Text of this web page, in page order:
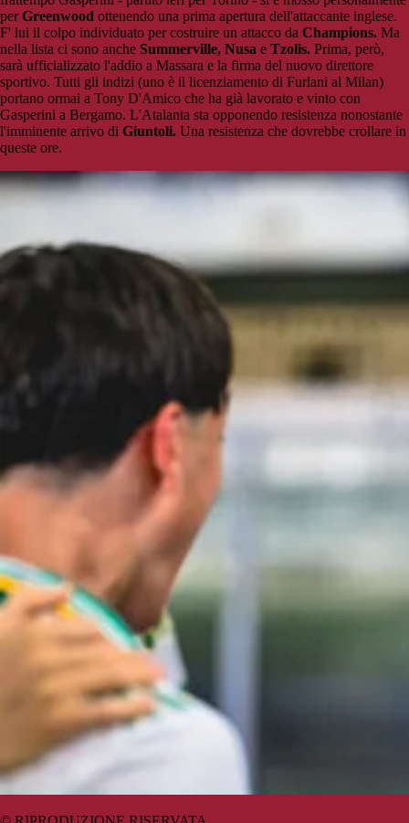
perGreenwood ottenendo una prima apertura dell'attaccante inglese.
F' lui il colpo individuato per costruire un attacco da Champions. Ma
nella lista ci sono anche Summerville, Nusa e Tzolis. Prima, però,
sarà ufficializzato l'addio a Massara e la firma del nuovo direttore
sportivo. Tutti gli indizi (uno è il licenziamento di Furlani al Milan)
portano ormai a Tony D'Amico che ha già lavorato e vinto con
Gasperini a Bergamo. L'Atalanta sta opponendo resistenza nonostante
l'imminente arrivo di Giuntoli. Una resistenza che dovrebbe crollare in
queste ore.